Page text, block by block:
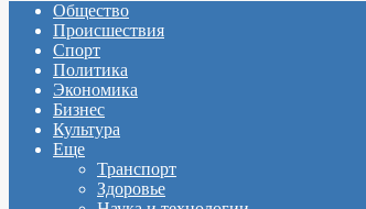
Общество
Происшествия
Спорт
Политика
Экономика
Бизнес
Культура
Еще
Транспорт
Здоровье